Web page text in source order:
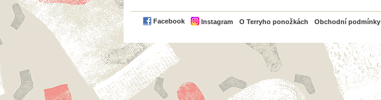
Facebook Instagram O Terryho ponožkách Obchodní podmínky
PayPal